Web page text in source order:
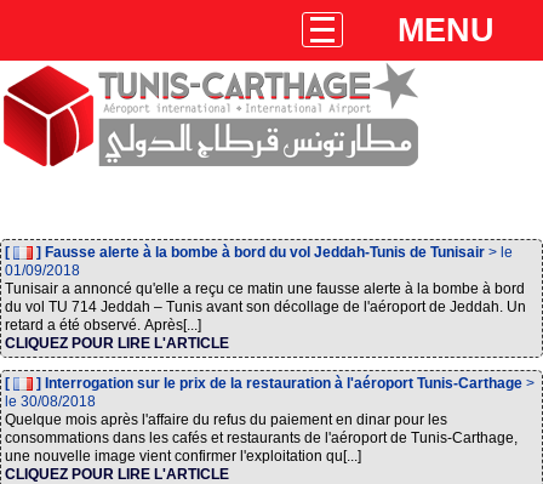
MENU
[ ] Fausse alerte à la bombe à bord du vol Jeddah-Tunis de Tunisair > le
01/09/2018
Tunisair a annoncé qu'elle a reçu ce matin une fausse alerte à la bombe à bord
du vol TU 714 Jeddah – Tunis avant son décollage de l'aéroport de Jeddah. Un
retard a été observé. Après[...]
CLIQUEZ POUR LIRE L'ARTICLE
[ ] Interrogation sur le prix de la restauration à l'aéroport Tunis-Carthage >
le 30/08/2018
Quelque mois après l'affaire du refus du paiement en dinar pour les
consommations dans les cafés et restaurants de l'aéroport de Tunis-Carthage,
une nouvelle image vient confirmer l'exploitation qu[...]
CLIQUEZ POUR LIRE L'ARTICLE